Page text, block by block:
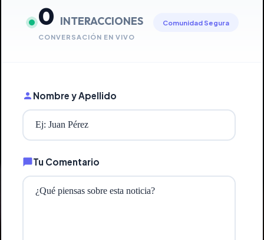
0 INTERACCIONES
CONVERSACIÓN EN VIVO
Comunidad Segura
Nombre y Apellido
Tu Comentario